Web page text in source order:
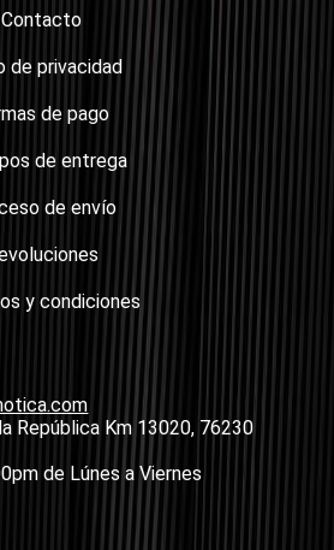
Contacto
de privacidad
de pago
de entrega
de envío
y condiciones
República Km 13020, 76230
de Lúnes a Viernes